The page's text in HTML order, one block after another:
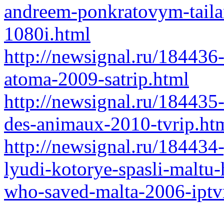
andreem-ponkratovym-
1080i.html
http://newsignal.ru/
atoma-2009-satrip.html
http://newsignal.ru/
des-animaux-2010-
http://newsignal.ru/
lyudi-kotorye-spasli-
who-saved-malta-2006-